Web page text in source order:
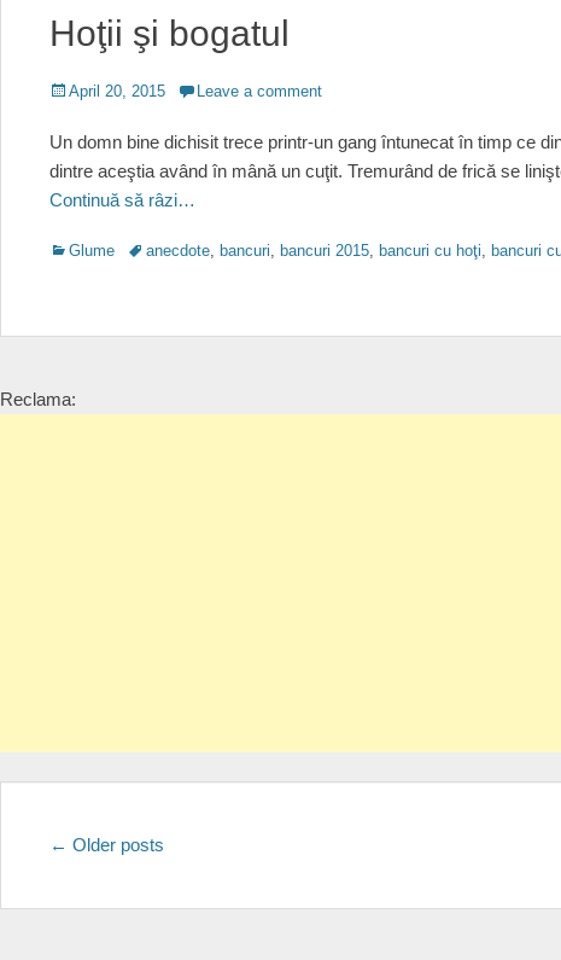
Hoţii şi bogatul
Posted
April 20, 2015 Leave a comment
Un domn bine dichisit trece printr-un gang întunecat în timp ce
dintre aceştia având în mână un cuţit. Tremurând de frică se
Continuă să râzi…
Categories
Glume Tagsanecdote, bancuri, bancuri 2015, bancuri cu hoţi, bancuri
Reclama:
Post
← Older posts